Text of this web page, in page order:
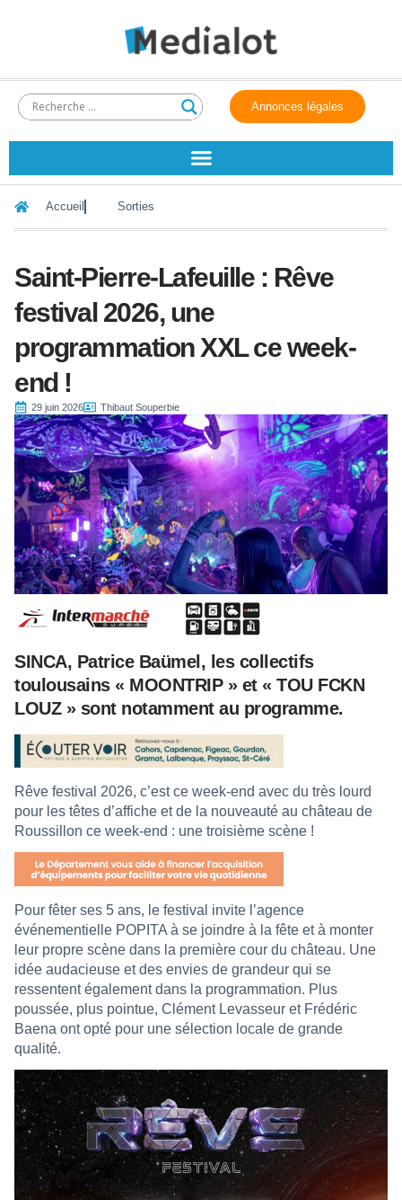
Annonces légales
Accueil Sorties
Saint-Pierre-Lafeuille : Rêve
festival 2026, une
programmation XXL ce week-
end !
29 juin 2026 Thibaut Souperbie
SINCA, Patrice Baümel, les collectifs
toulousains « MOONTRIP » et « TOU FCKN
LOUZ » sont notamment au programme.
Rêve festival 2026, c’est ce week-end avec du très lourd
pour les têtes d’affiche et de la nouveauté au château de
Roussillon ce week-end : une troisième scène !
Pour fêter ses 5 ans, le festival invite l’agence
événementielle POPITA à se joindre à la fête et à monter
leur propre scène dans la première cour du château. Une
idée audacieuse et des envies de grandeur qui se
ressentent également dans la programmation. Plus
poussée, plus pointue, Clément Levasseur et Frédéric
Baena ont opté pour une sélection locale de grande
qualité.